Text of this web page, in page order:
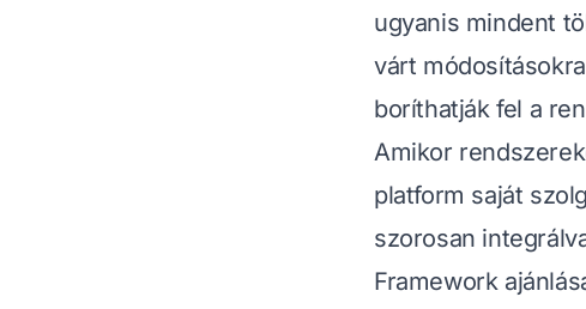
ugyanis mindent
várt
boríthatják fel a
Amikor
platform saját
szorosan
Framework